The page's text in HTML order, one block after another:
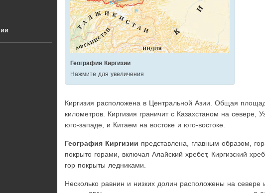
География Киргизии
Нажмите для увеличения
Киргизия расположена в Центральной Азии. Общая
километров. Киргизия граничит с Казахстаном на севере,
юго-западе, и Китаем на востоке и юго-востоке.
География Киргизии представлена, главным образом,
покрыто горами, включая Алайский хребет, Киргизский
гор покрыты ледниками.
Несколько равнин и низких долин расположены на